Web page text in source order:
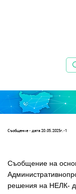
Съобщениe - дата 20.05.2025г.-1
Съобщение на
решения на НЕЛК-